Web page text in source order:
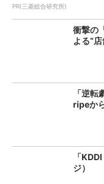
PR(三菱総合研究所)
衝撃の
よる“
「逆
ripeか
「
ジ）